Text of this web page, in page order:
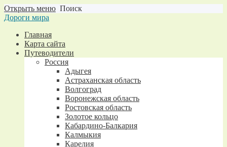
Открыть меню Поиск
Дороги мира
Главная
Карта сайта
Путеводители
Россия
Адыгея
Астраханская область
Волгоград
Воронежская область
Ростовская область
Золотое кольцо
Кабардино-Балкария
Калмыкия
Карелия